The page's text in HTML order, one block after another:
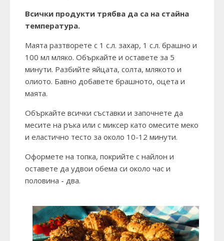
Всички продукти трябва да са на стайна
температура.
Маята разтворете с 1 с.л. захар, 1 с.л. брашно и
100 мл мляко. Объркайте и оставете за 5
минути. Разбийте яйцата, солта, млякото и
олиото. Бавно добавете брашното, оцета и
маята.
Объркайте всички съставки и започнете да
месите на ръка или с миксер като омесите меко
и еластично тесто за около 10-12 минути.
Оформете на топка, покрийте с найлон и
оставете да удвои обема си около час и
половина - два.